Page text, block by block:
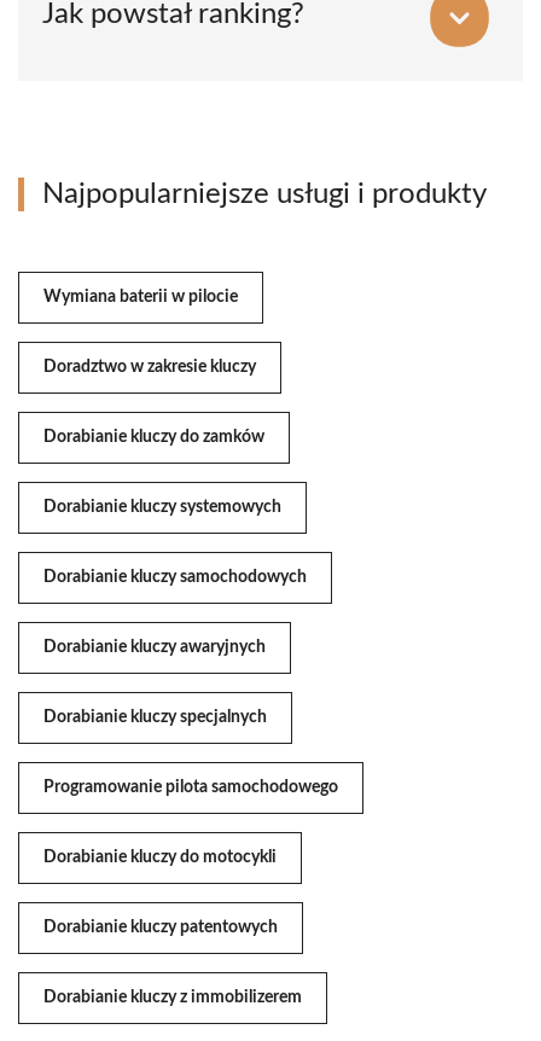
Jak powstał ranking?
Najpopularniejsze usługi i produkty
Wymiana baterii w pilocie
Doradztwo w zakresie kluczy
Dorabianie kluczy do zamków
Dorabianie kluczy systemowych
Dorabianie kluczy samochodowych
Dorabianie kluczy awaryjnych
Dorabianie kluczy specjalnych
Programowanie pilota samochodowego
Dorabianie kluczy do motocykli
Dorabianie kluczy patentowych
Dorabianie kluczy z immobilizerem